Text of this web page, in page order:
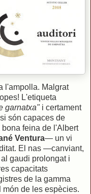
l'ampolla. Malgrat
L'etiqueta
garnatxa"i certament
són capaces de
feina de l'Albert
Ventura— un vi
El nas —canviant,
gaudi prolongat i
capacitats
de la gamma
de les espècies.